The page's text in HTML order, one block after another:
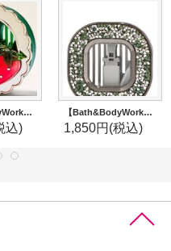
【Bath&BodyWorks】カーフレグランスホルダー(ベント＆バイザークリップ付)：ストロベリー
込)
【Bath&BodyWorks】カーフレグランスホルダー(ベント＆バイザークリップ付)：ブラックグリッター
1,850円 (税込)